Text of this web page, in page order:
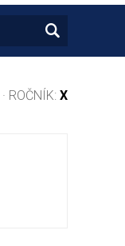
· ROČNÍK: X